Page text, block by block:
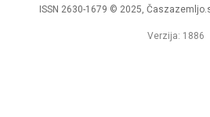
ISSN 2630-1679 © 2025,
Verzija: 1886